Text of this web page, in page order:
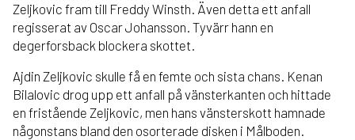
Zeljkovic fram till Freddy Winsth. Även detta ett anfall
regisserat av Oscar Johansson. Tyvärr hann en
degerforsback blockera skottet.
Ajdin Zeljkovic skulle få en femte och sista chans. Kenan
Bilalovic drog upp ett anfall på vänsterkanten och hittade
en fristående Zeljkovic, men hans vänsterskott hamnade
någonstans bland den osorterade disken i Målboden.